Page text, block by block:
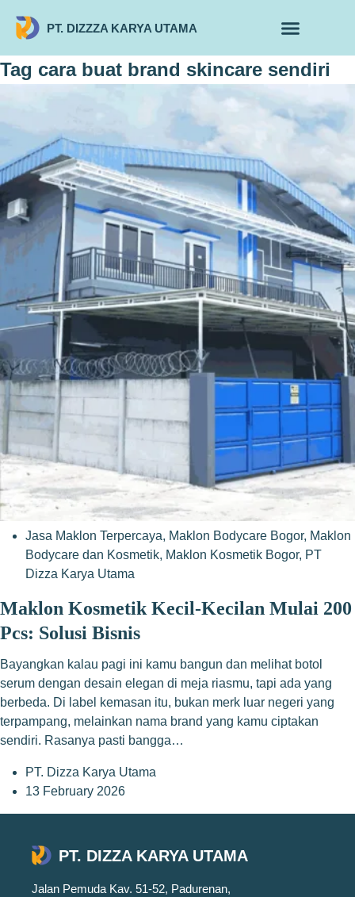
PT. DIZZZA KARYA UTAMA
Tag cara buat brand skincare sendiri
Jasa Maklon Terpercaya, Maklon Bodycare Bogor, Maklon
Bodycare dan Kosmetik, Maklon Kosmetik Bogor, PT
Dizza Karya Utama
Maklon Kosmetik Kecil-Kecilan Mulai 200
Pcs: Solusi Bisnis
Bayangkan kalau pagi ini kamu bangun dan melihat botol
serum dengan desain elegan di meja riasmu, tapi ada yang
berbeda. Di label kemasan itu, bukan merk luar negeri yang
terpampang, melainkan nama brand yang kamu ciptakan
sendiri. Rasanya pasti bangga…
PT. Dizza Karya Utama
13 February 2026
PT. DIZZA KARYA UTAMA
Jalan Pemuda Kav. 51-52, Padurenan,